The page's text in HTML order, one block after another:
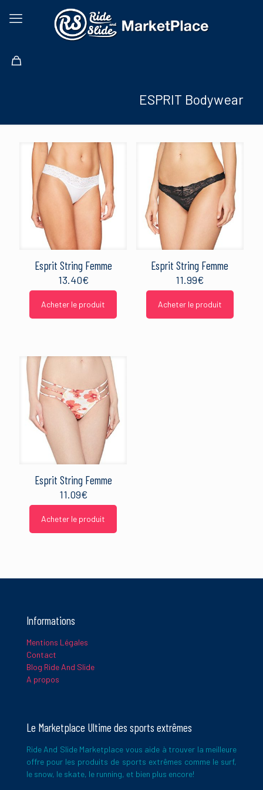
ESPRIT Bodywear
Esprit String Femme
13.40€
Acheter le produit
Esprit String Femme
11.99€
Acheter le produit
Esprit String Femme
11.09€
Acheter le produit
Informations
Mentions Légales
Contact
Blog Ride And Slide
A propos
Le Marketplace Ultime des sports extrêmes
Ride And Slide Marketplace vous aide à trouver la meilleure
offre pour les produits de sports extrêmes comme le surf,
le snow, le skate, le running, et bien plus encore!